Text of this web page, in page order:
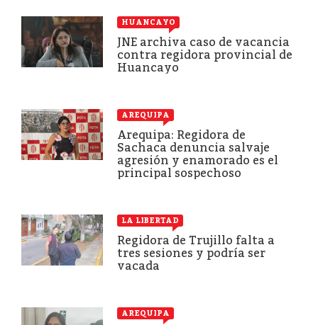
HUANCAYO
JNE archiva caso de vacancia
contra regidora provincial de
Huancayo
AREQUIPA
Arequipa: Regidora de
Sachaca denuncia salvaje
agresión y enamorado es el
principal sospechoso
LA LIBERTAD
Regidora de Trujillo falta a
tres sesiones y podría ser
vacada
AREQUIPA